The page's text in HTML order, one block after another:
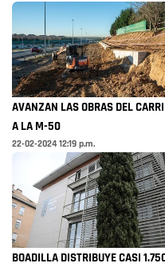
AVANZAN LAS OBRAS DEL
A LA M-50
22-02-2024 12:19 p.m.
BOADILLA DISTRIBUYE CASI